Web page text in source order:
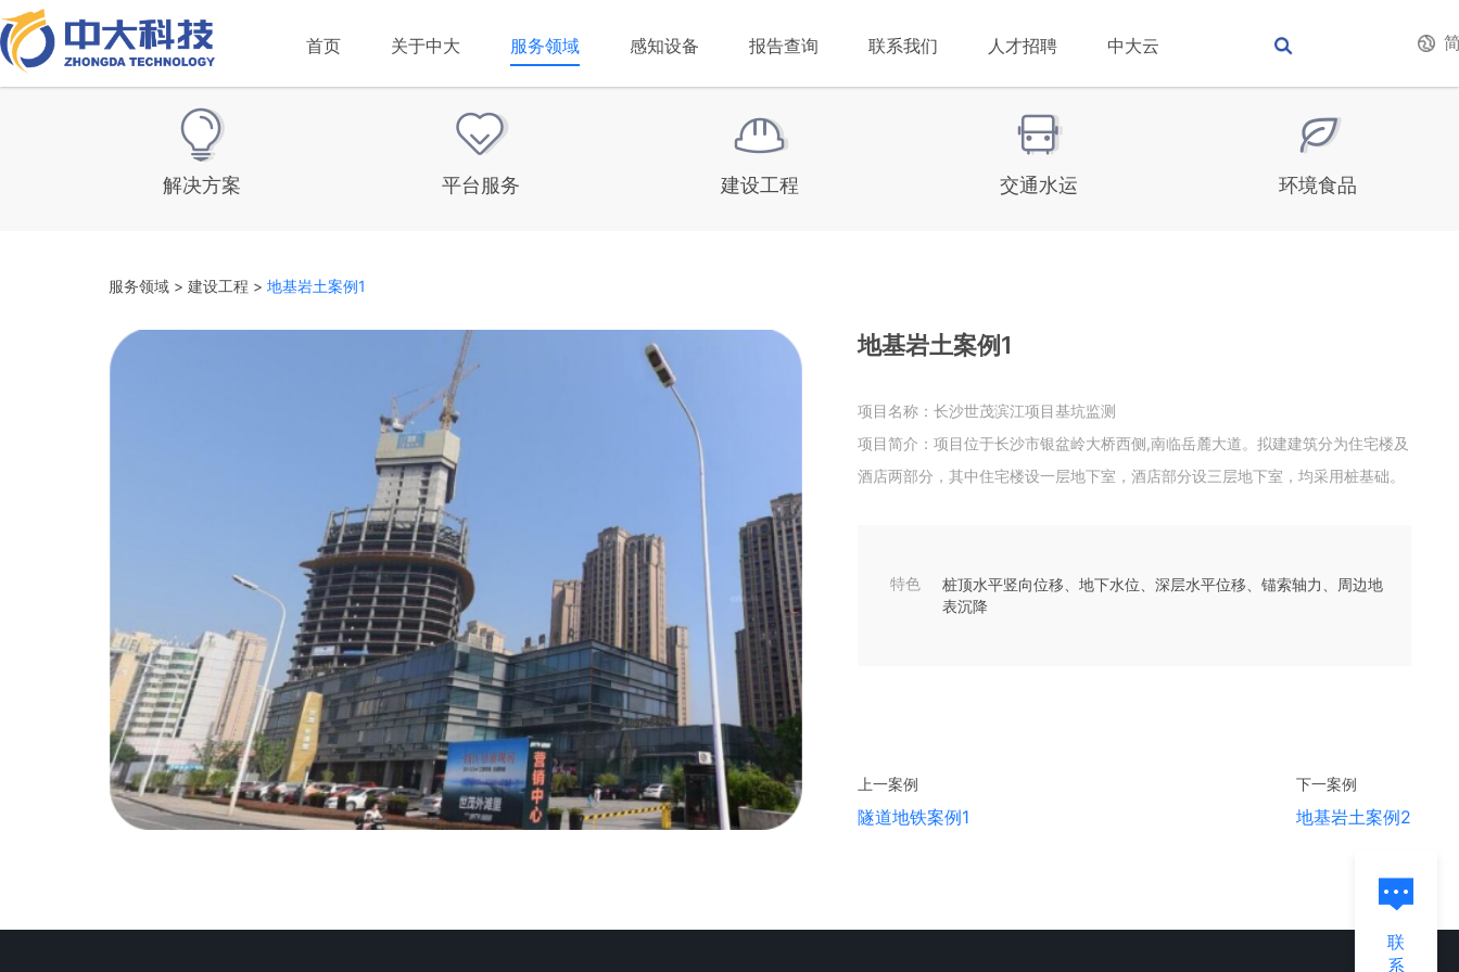
首页 关于中大 服务领域 感知设备 报告查询 联系我们 人才招聘 中大云
解决方案 平台服务 建设工程 交通水运 环境食品
服务领域 > 建设工程 > 地基岩土案例1
地基岩土案例1
项目名称：长沙世茂滨江项目基坑监测
项目简介：项目位于长沙市银盆岭大桥西侧,南临岳麓大道。拟建建筑分为住宅楼及
酒店两部分，其中住宅楼设一层地下室，酒店部分设三层地下室，均采用桩基础。
特色
桩顶水平竖向位移、地下水位、深层水平位移、锚索轴力、周边地
表沉降
上一案例
隧道地铁案例1
下一案例
地基岩土案例2
联
系